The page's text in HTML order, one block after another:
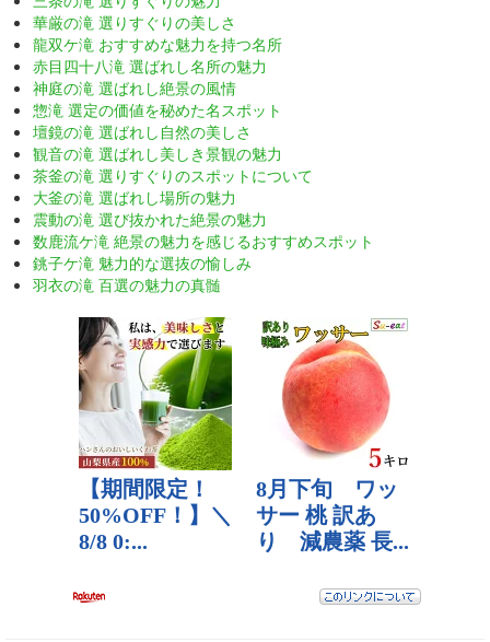
華厳の滝 選りすぐりの美しさ
龍双ケ滝 おすすめな魅力を持つ名所
赤目四十八滝 選ばれし名所の魅力
神庭の滝 選ばれし絶景の風情
惣滝 選定の価値を秘めた名スポット
壇鏡の滝 選ばれし自然の美しさ
観音の滝 選ばれし美しき景観の魅力
茶釜の滝 選りすぐりのスポットについて
大釜の滝 選ばれし場所の魅力
震動の滝 選び抜かれた絶景の魅力
数鹿流ケ滝 絶景の魅力を感じるおすすめスポット
銚子ケ滝 魅力的な選抜の愉しみ
羽衣の滝 百選の魅力の真髄